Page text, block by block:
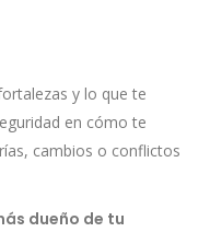
y lo que te
en cómo te
cambios o conflictos
dueño de tu